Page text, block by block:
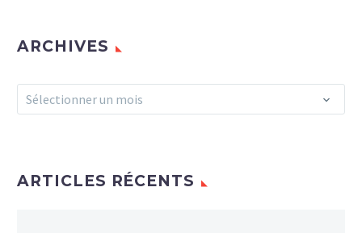
ARCHIVES
Archives
Sélectionner un mois
ARTICLES RÉCENTS